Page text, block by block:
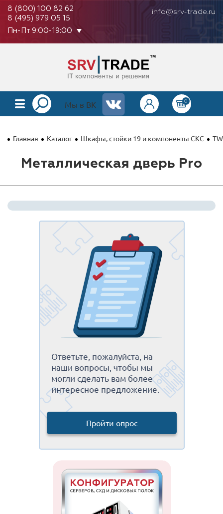
8 (800) 100 82 62
8 (495) 979 05 15
info@srv-trade.ru
Пн-Пт 9:00-19:00
КАТАЛОГ
ОПЛАТА
ГАРАНТИЯ
КОНТАКТЫ
АКЦИИ
Мы в ВК 0
Главная Каталог Шкафы, стойки 19 и компоненты СКС
Металлическая дверь Pro
Ответьте, пожалуйста, на
наши вопросы, чтобы мы
могли сделать вам более
интересное предложение.
Пройти опрос